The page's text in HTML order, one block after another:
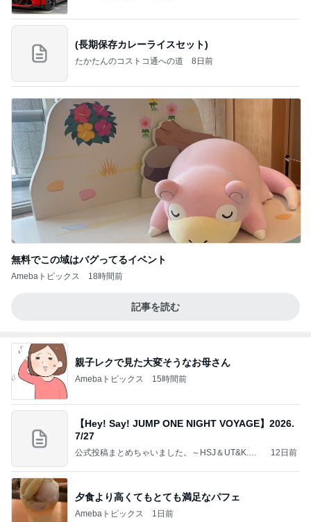
(長期保存カレーライスセット)
たかたんのコストコ通への道 8日前
無料でこの域はバグってるイベント
Amebaトピックス 18時間前
記事を読む
親子レクで見た大変そうなお母さん
Amebaトピックス 15時間前
【Hey! Say! JUMP ONE NIGHT VOYAGE】2026.
7/27
公式投稿まとめちゃいました。～HSJ＆UT&K.O.
12日前
夕食より高くてもとても満足なパフェ
Amebaトピックス 1日前